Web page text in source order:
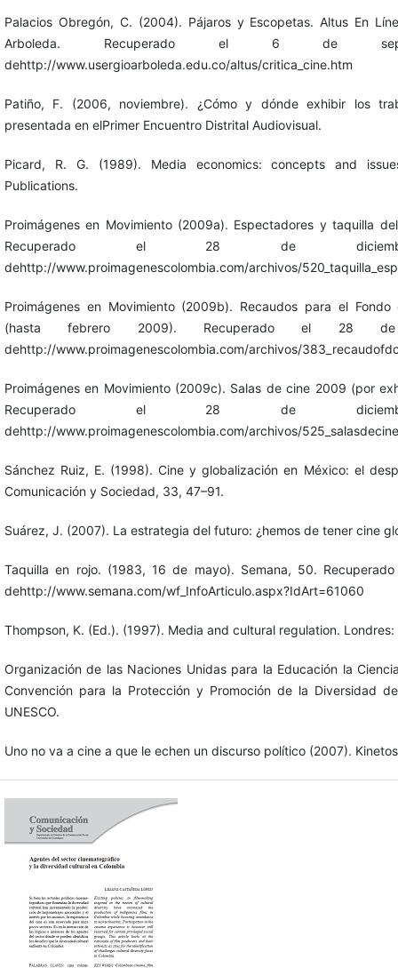
Palacios Obregón, C. (2004). Pájaros y Escopetas. Altus En
Arboleda. Recuperado el 6 de
dehttp://www.usergioarboleda.edu.co/altus/critica_cine.htm
Patiño, F. (2006, noviembre). ¿Cómo y dónde exhibir los
presentada en elPrimer Encuentro Distrital Audiovisual.
Picard, R. G. (1989). Media economics: concepts and
Publications.
Proimágenes en Movimiento (2009a). Espectadores y taquilla
Recuperado el 28 de
dehttp://www.proimagenescolombia.com/archivos/
Proimágenes en Movimiento (2009b). Recaudos para el Fondo
(hasta febrero 2009). Recuperado el 28
dehttp://www.proimagenescolombia.com/archivos/
Proimágenes en Movimiento (2009c). Salas de cine 2009 (por
Recuperado el 28 de
dehttp://www.proimagenescolombia.com/archivos/
Sánchez Ruiz, E. (1998). Cine y globalización en México: el
Comunicación y Sociedad, 33, 47–91.
Suárez, J. (2007). La estrategia del futuro: ¿hemos de tener cine
Taquilla en rojo. (1983, 16 de mayo). Semana, 50.
dehttp://www.semana.com/wf_InfoArticulo.aspx?IdArt=61060
Thompson, K. (Ed.). (1997). Media and cultural regulation. Londres:
Organización de las Naciones Unidas para la Educación la
Convención para la Protección y Promoción de la Diversidad
UNESCO.
Uno no va a cine a que le echen un discurso político (2007).